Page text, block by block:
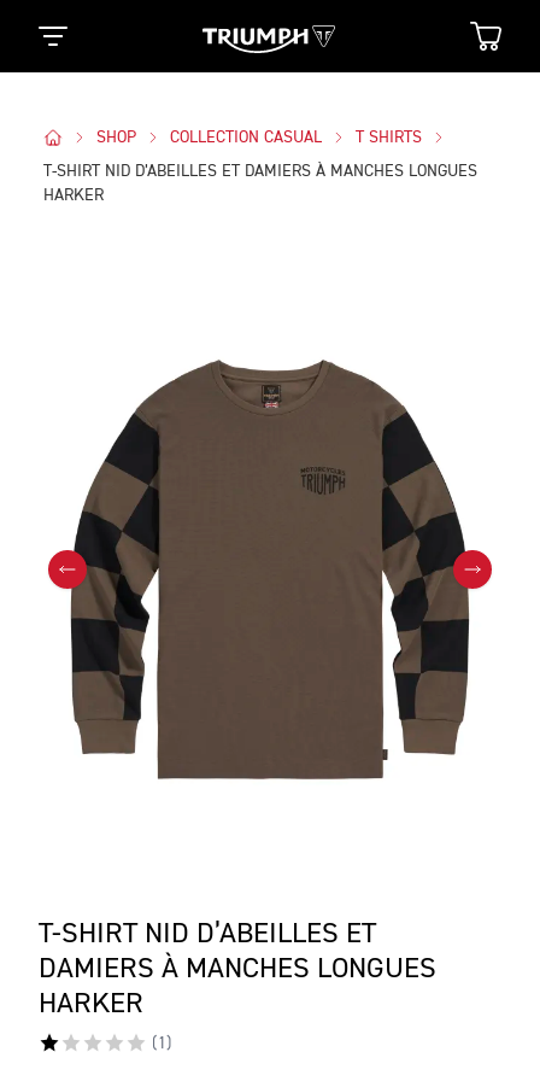
SHOP COLLECTION CASUAL
T SHIRTS
T-SHIRT NID D’ABEILLES ET DAMIERS À MANCHES LONGUES
HARKER
T-SHIRT NID D’ABEILLES ET
DAMIERS À MANCHES LONGUES
HARKER
( 1 )